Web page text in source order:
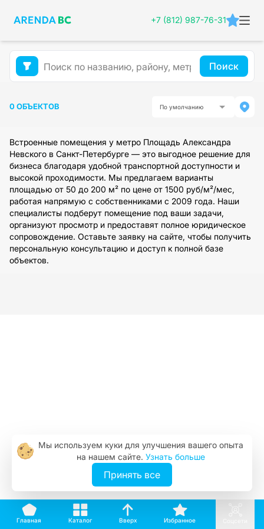
+7 (812) 987-76-31
Поиск
0 ОБЪЕКТОВ По умолчанию
Встроенные помещения у метро Площадь Александра
Невского в Санкт-Петербурге — это выгодное решение для
бизнеса благодаря удобной транспортной доступности и
высокой проходимости. Мы предлагаем варианты
площадью от 50 до 200 м² по цене от 1500 руб/м²/мес,
работая напрямую с собственниками с 2009 года. Наши
специалисты подберут помещение под ваши задачи,
организуют просмотр и предоставят полное юридическое
сопровождение. Оставьте заявку на сайте, чтобы получить
персональную консультацию и доступ к полной базе
объектов.
Главная Каталог Вверх Избранное
Мы используем куки для улучшения вашего опыта
на нашем сайте. Узнать больше
Принять все